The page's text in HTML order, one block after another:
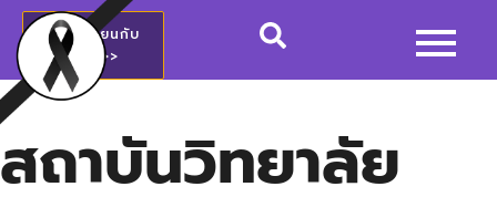
สมัครเรียนกับ
วชช.>>
สถาบันวิทยาลัย